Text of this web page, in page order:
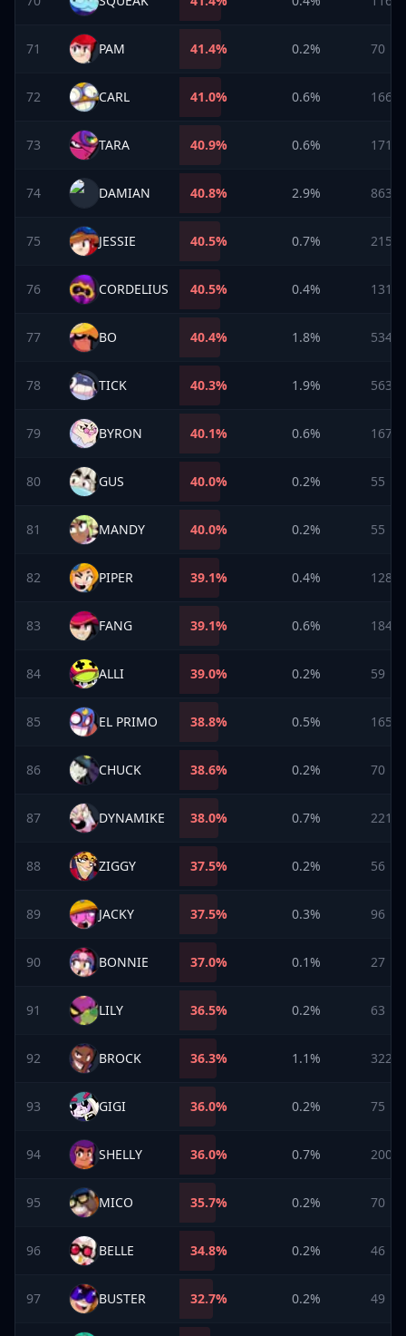
71 PAM 41.4% 0.2% 70
72 CARL 41.0% 0.6% 166
73 TARA 40.9% 0.6% 171
74 DAMIAN 40.8% 2.9% 863
75 JESSIE 40.5% 0.7% 215
76 CORDELIUS 40.5% 0.4% 131
77 BO 40.4% 1.8% 534
78 TICK 40.3% 1.9% 563
79 BYRON 40.1% 0.6% 167
80 GUS 40.0% 0.2% 55
81 MANDY 40.0% 0.2% 55
82 PIPER 39.1% 0.4% 128
83 FANG 39.1% 0.6% 184
84 ALLI 39.0% 0.2% 59
85 EL PRIMO 38.8% 0.5% 165
86 CHUCK 38.6% 0.2% 70
87 DYNAMIKE 38.0% 0.7% 221
88 ZIGGY 37.5% 0.2% 56
89 JACKY 37.5% 0.3% 96
90 BONNIE 37.0% 0.1% 27
91 LILY 36.5% 0.2% 63
92 BROCK 36.3% 1.1% 322
93 GIGI 36.0% 0.2% 75
94 SHELLY 36.0% 0.7% 200
95 MICO 35.7% 0.2% 70
96 BELLE 34.8% 0.2% 46
97 BUSTER 32.7% 0.2% 49